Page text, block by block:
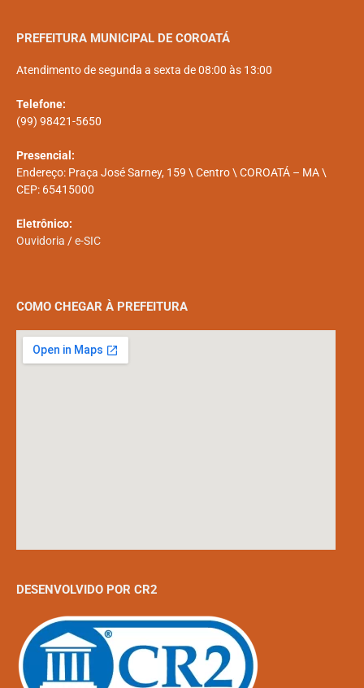
PREFEITURA MUNICIPAL DE COROATÁ
Atendimento de segunda a sexta de 08:00 às 13:00
Telefone:
(99) 98421-5650
Presencial:
Endereço: Praça José Sarney, 159 \ Centro \ COROATÁ – MA \
CEP: 65415000
Eletrônico:
Ouvidoria /e-SIC
COMO CHEGAR À PREFEITURA
DESENVOLVIDO POR CR2